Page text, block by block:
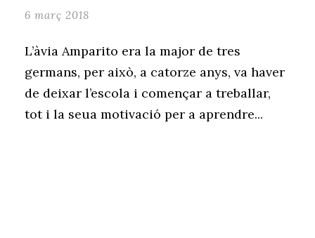
6 març 2018
L’àvia Amparito era la major de tres
germans, per això, a catorze anys, va haver
de deixar l’escola i començar a treballar,
tot i la seua motivació per a aprendre...